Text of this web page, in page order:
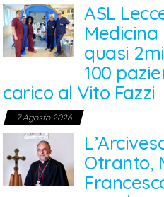
ASL
quasi
100
carico al Vito Fazzi
7 Agosto 2026
Otranto,